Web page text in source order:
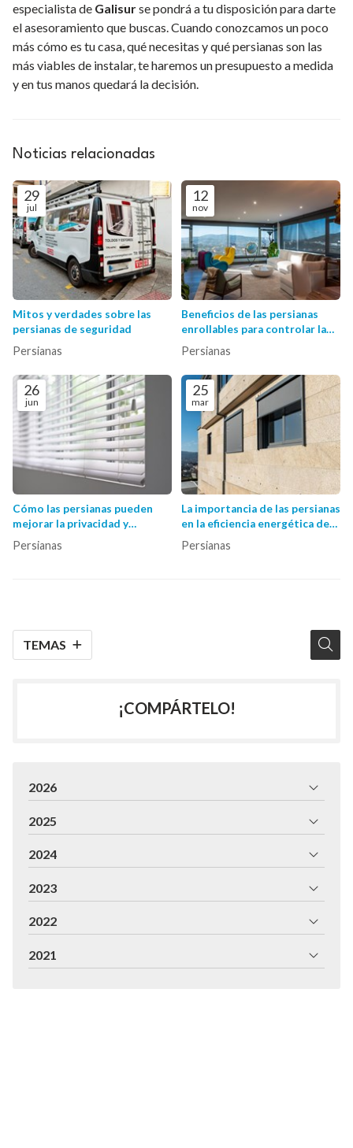
TEMAS
especialista de Galisurse pondrá a tu disposición para darte
el asesoramiento que buscas.Cuando conozcamos un poco
más cómo es tu casa, qué necesitas y qué persianas son las
más viables de instalar, te haremos un presupuesto a medida
y en tus manos quedará la decisión.
Noticias relacionadas
29
jul
Mitos y verdades sobre las
persianas de seguridad
Persianas
12
nov
Beneficios de las persianas
enrollables para controlar la
luz y la temperatura en tu
hogar
Persianas
26
jun
Cómo las persianas pueden
mejorar la privacidad y
seguridad de tu vivienda
Persianas
25
mar
La importancia de las persianas
en la eficiencia energética de
tu vivienda
Persianas
¡COMPÁRTELO!
2026
2025
2024
2023
2022
2021